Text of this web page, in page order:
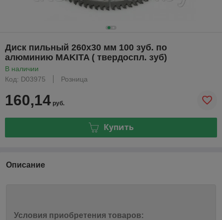
Диск пильный 260х30 мм 100 зуб. по
алюминию MAKITA ( твердоспл. зуб)
В наличии
Код: D03975
Розница
160,14 руб.
Купить
Описание
Условия приобретения товаров: